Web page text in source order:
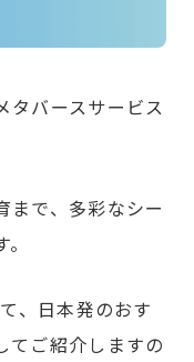
タバースサービス
まで、多彩なシー
、日本発のおす
てご紹介しますの